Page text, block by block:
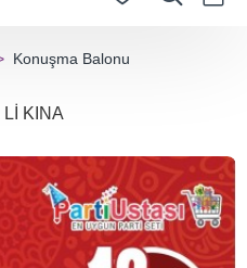
Konuşma Balonu
KINA